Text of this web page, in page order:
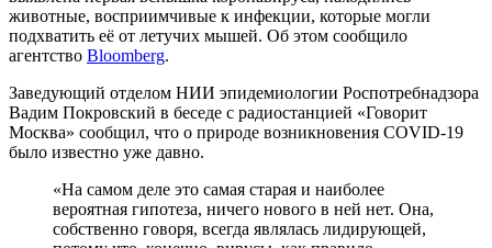
животные, восприимчивые к инфекции, которые могли
подхватить её от летучих мышей. Об этом сообщило
агентство Bloomberg.
Заведующий отделом НИИ эпидемиологии Роспотребнадзора
Вадим Покровский в беседе с радиостанцией «Говорит
Москва» сообщил, что о природе возникновения COVID-19
было известно уже давно.
«На самом деле это самая старая и наиболее
вероятная гипотеза, ничего нового в ней нет. Она,
собственно говоря, всегда являлась лидирующей,